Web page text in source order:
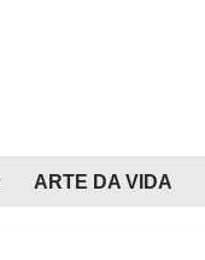
ARTE DA VIDA